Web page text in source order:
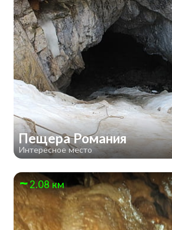
Пещера Романия
Интересное место
2.08 км